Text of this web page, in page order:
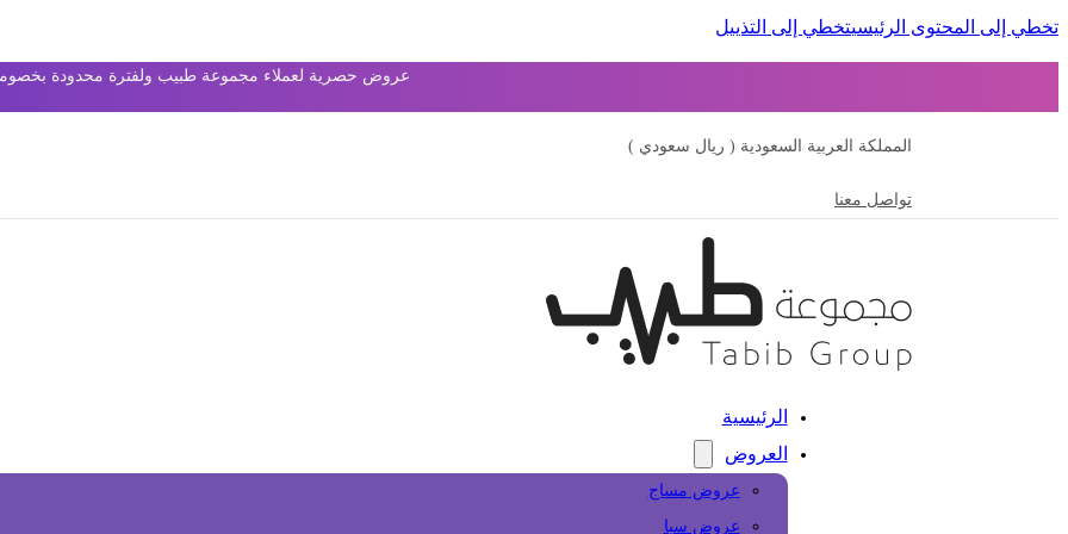
تخطي إلى المحتوى الرئيسيتخطي إلى التذييل
عروض حصرية لعملاء مجموعة طبيب ولفترة محدودة بخصومات
المملكة العربية السعودية ( ريال سعودي )
تواصل معنا
الرئيسية
العروض
عروض مساج
عروض سبا